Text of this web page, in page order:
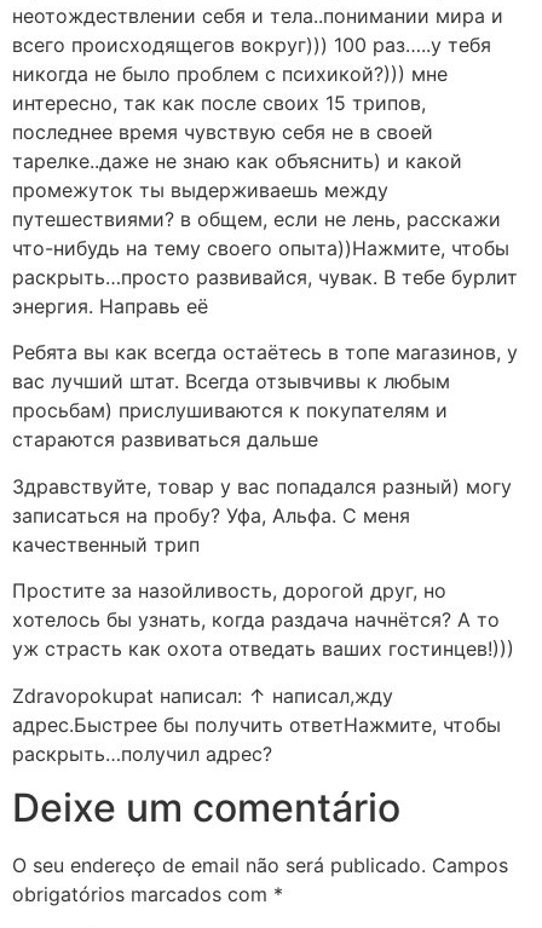
неотождествлении себя и тела..понимании мира и
всего происходящегов вокруг))) 100 раз…..у тебя
никогда не было проблем с психикой?))) мне
интересно, так как после своих 15 трипов,
последнее время чувствую себя не в своей
тарелке..даже не знаю как объяснить) и какой
промежуток ты выдерживаешь между
путешествиями? в общем, если не лень, расскажи
что-нибудь на тему своего опыта))Нажмите, чтобы
раскрыть…просто развивайся, чувак. В тебе бурлит
энергия. Направь её
Ребята вы как всегда остаётесь в топе магазинов, у
вас лучший штат. Всегда отзывчивы к любым
просьбам) прислушиваются к покупателям и
стараются развиваться дальше
Здравствуйте, товар у вас попадался разный) могу
записаться на пробу? Уфа, Альфа. С меня
качественный трип
Простите за назойливость, дорогой друг, но
хотелось бы узнать, когда раздача начнётся? А то
уж страсть как охота отведать ваших гостинцев!)))
Zdravopokupat написал: ↑ написал,жду
адрес.Быстрее бы получить ответНажмите, чтобы
раскрыть…получил адрес?
Deixe um comentário
O seu endereço de email não será publicado. Campos
obrigatórios marcados com *